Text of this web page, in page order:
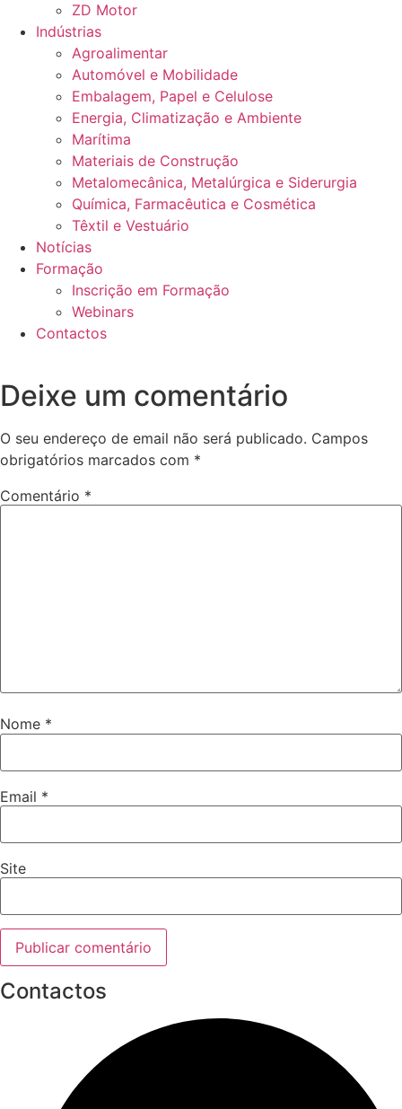
ZD Motor
Indústrias
Agroalimentar
Automóvel e Mobilidade
Embalagem, Papel e Celulose
Energia, Climatização e Ambiente
Marítima
Materiais de Construção
Metalomecânica, Metalúrgica e Siderurgia
Química, Farmacêutica e Cosmética
Têxtil e Vestuário
Notícias
Formação
Inscrição em Formação
Webinars
Contactos
Deixe um comentário
O seu endereço de email não será publicado. Campos
obrigatórios marcados com *
Comentário *
Nome *
Email *
Site
Contactos